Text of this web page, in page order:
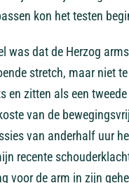
kon het testen
was dat de Herzog
stretch, maar niet te
en zitten als een tweede
van de
van anderhalf uur
recente
voor de arm in zijn